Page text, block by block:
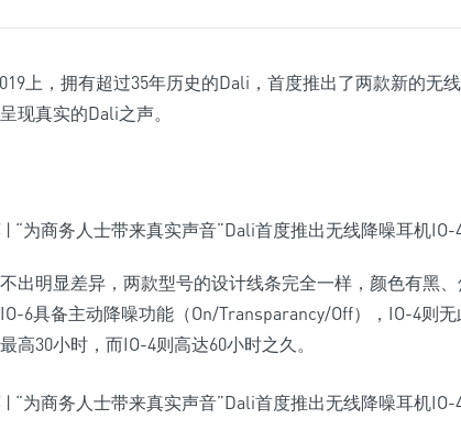
上，拥有超过35年历史的Dali，首度推出了两款新的无
现真实的Dali之声。
出明显差异，两款型号的设计线条完全一样，颜色有黑
6具备主动降噪功能（On/Transparancy/Off），IO-4则
高30小时，而IO-4则高达60小时之久。